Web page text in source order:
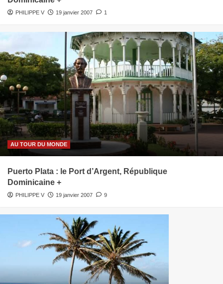
PHILIPPE V 19 janvier 2007 1
AU TOUR DU MONDE
Puerto Plata : le Port d’Argent, République
Dominicaine +
PHILIPPE V 19 janvier 2007 9